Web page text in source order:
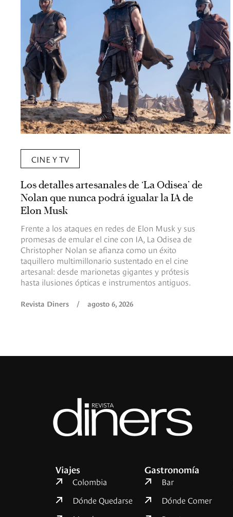
CINE Y TV
Los detalles artesanales de ‘La Odisea’ de
Nolan que nunca podrá igualar la IA de
Elon Musk
Frente a los ataques en redes de Elon Musk y sus
promesas de emular el cine con IA, La Odisea de
Christopher Nolan se afianza como un éxito
taquillero multimillonario sustentado en el cine
artesanal: desde marionetas gigantes y prótesis
hasta ilusiones ópticas e instrumentos antiguos.
Revista Diners / agosto 6, 2026
Viajes
Colombia
Dónde Quedarse
Gastronomía
Bar
Dónde Comer